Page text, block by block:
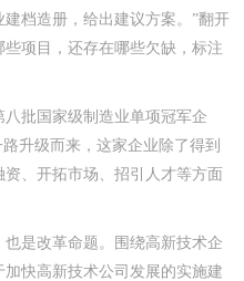
档造册，给出建议方案。”翻开
项目，还存在哪些欠缺，标注
批国家级制造业单项冠军企
升级而来，这家企业除了得到
、开拓市场、招引人才等方面
是改革命题。围绕高新技术企
快高新技术公司发展的实施建